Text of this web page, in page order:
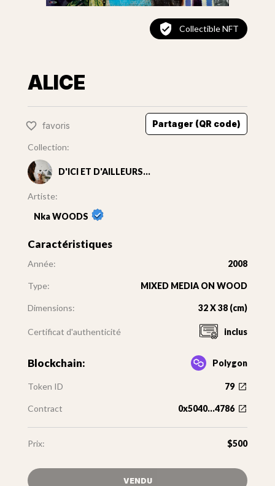
Collectible NFT
ALICE
favoris Partager (QR code)
Collection:
D'ICI ET D'AILLEURS...
Artiste:
Nka WOODS
Caractéristiques
Année: 2008
Type: MIXED MEDIA ON WOOD
Dimensions: 32 X 38 (cm)
Certificat d'authenticité inclus
Blockchain: Polygon
Token ID 79
Contract 0x5040...4786
Prix: $500
VENDU